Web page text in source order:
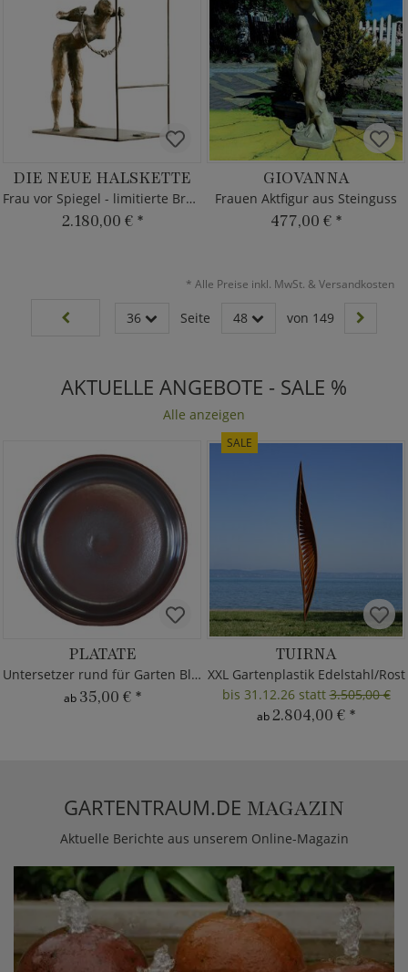
DIE NEUE HALSKETTE
Frau vor Spiegel - limitierte Bronzefigur
2.180,00 € *
GIOVANNA
Frauen Aktfigur aus Steinguss
477,00 € *
* Alle Preise inkl. MwSt. & Versandkosten
36 Seite 48 von 149
AKTUELLE ANGEBOTE - SALE %
Alle anzeigen
PLATATE
Untersetzer rund für Garten Blumentöpfe
ab 35,00 € *
SALE
TUIRNA
XXL Gartenplastik Edelstahl/Rost
bis 31.12.26 statt3.505,00 €
ab2.804,00 € *
GARTENTRAUM.DE MAGAZIN
Aktuelle Berichte aus unserem Online-Magazin